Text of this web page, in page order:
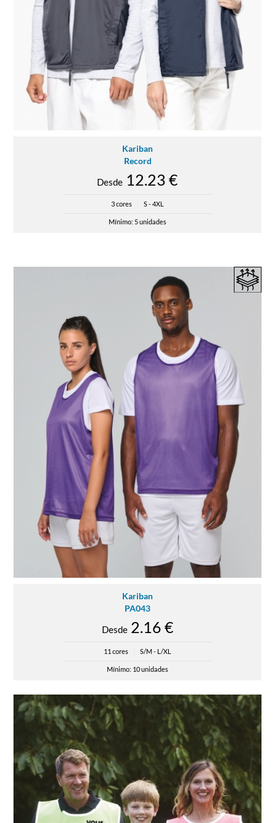
Kariban
Record
Desde 12.23 €
3 cores S - 4XL
Mínimo: 5 unidades
Kariban
PA043
Desde2.16 €
11 cores S/M - L/XL
Mínimo: 10 unidades